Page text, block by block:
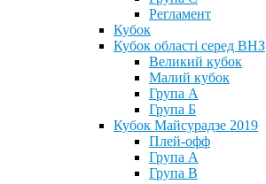
Регламент
Кубок
Кубок області серед ВНЗ
Великий кубок
Малий кубок
Група А
Група Б
Кубок Майсурадзе 2019
Плей-офф
Група А
Група В